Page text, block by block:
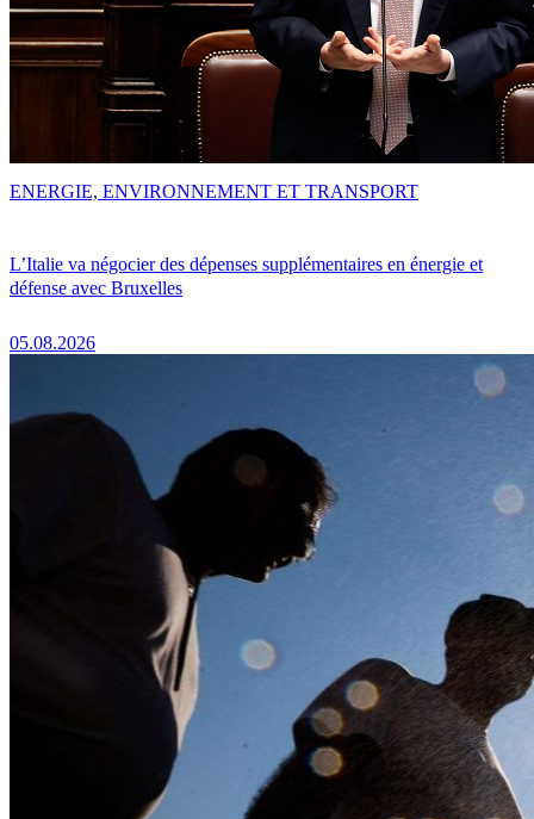
L’Italie va négocier des dépenses supplémentaires en énergie et
défense avec Bruxelles
05.08.2026
ENERGIE, ENVIRONNEMENT ET TRANSPORT